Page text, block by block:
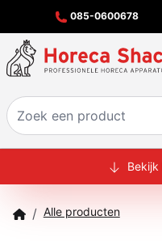
085-0600678
/ Alle producten